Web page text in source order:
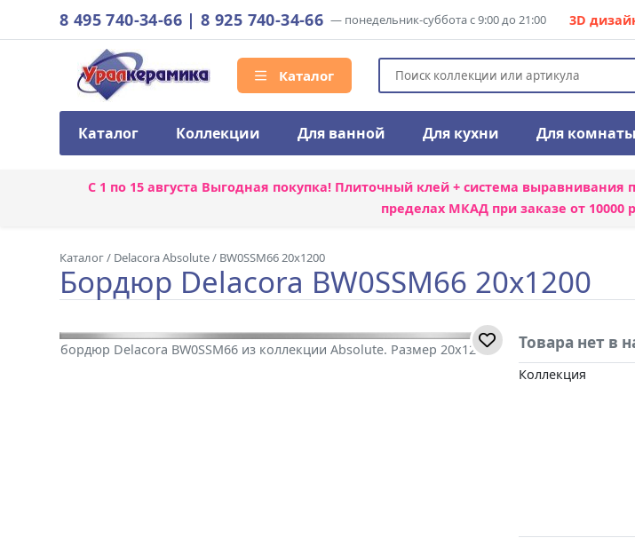
8 495 740-34-66 |8 925 740-34-66 — понедельник-суббота с 9:00 до 21:00 3D
Каталог
Каталог Коллекции Для ванной Для кухни Для комнаты
С 1 по 15 августа Выгодная покупка! Плиточный клей + система выравнивания
пределах МКАД при заказе от 10000
Каталог/ Delacora Absolute/ BW0SSM66 20x1200
Бордюр Delacora BW0SSM66 20x1200
бордюр Delacora BW0SSM66 из коллекции Absolute. Размер 20x1200 Товара нет в
Коллекция